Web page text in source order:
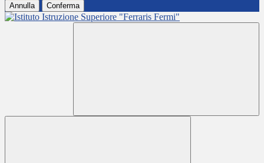
Annulla Conferma